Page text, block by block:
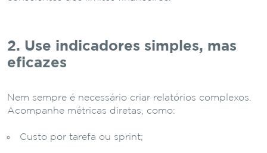
2. Use indicadores simples, mas
eficazes
Nem sempre é necessário criar relatórios complexos.
Acompanhe métricas diretas, como:
Custo por tarefa ou sprint;